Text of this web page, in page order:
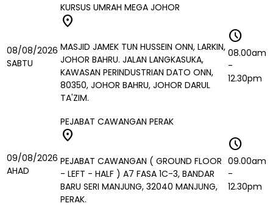
08/08/2026
SABTU
KURSUS UMRAH MEGA JOHOR
location_on
MASJID JAMEK TUN HUSSEIN ONN, LARKIN,
JOHOR BAHRU. JALAN LANGKASUKA,
KAWASAN PERINDUSTRIAN DATO ONN,
80350, JOHOR BAHRU, JOHOR DARUL
TA'ZIM.
schedule
08.00am
-
12.30pm
09/08/2026
AHAD
PEJABAT CAWANGAN PERAK
location_on
PEJABAT CAWANGAN ( GROUND FLOOR
- LEFT - HALF ) A7 FASA 1C-3, BANDAR
BARU SERI MANJUNG, 32040 MANJUNG,
PERAK.
schedule
09.00am
-
12.30pm